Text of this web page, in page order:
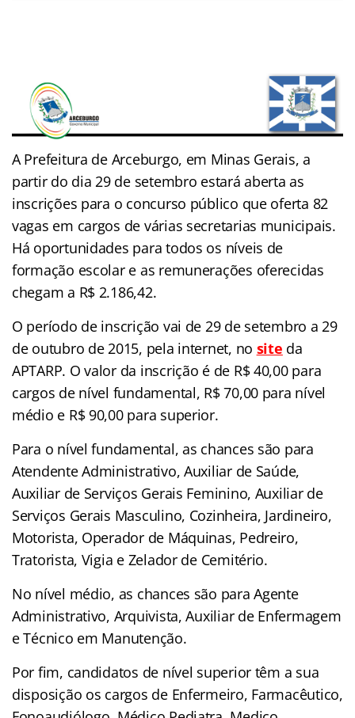
A Prefeitura de Arceburgo, em Minas Gerais, a
partir do dia 29 de setembro estará aberta as
inscrições para o concurso público que oferta 82
vagas em cargos de várias secretarias municipais.
Há oportunidades para todos os níveis de
formação escolar e as remunerações oferecidas
chegam a R$ 2.186,42.
O período de inscrição vai de 29 de setembro a 29
de outubro de 2015, pela internet, no site da
APTARP. O valor da inscrição é de R$ 40,00 para
cargos de nível fundamental, R$ 70,00 para nível
médio e R$ 90,00 para superior.
Para o nível fundamental, as chances são para
Atendente Administrativo, Auxiliar de Saúde,
Auxiliar de Serviços Gerais Feminino, Auxiliar de
Serviços Gerais Masculino, Cozinheira, Jardineiro,
Motorista, Operador de Máquinas, Pedreiro,
Tratorista, Vigia e Zelador de Cemitério.
No nível médio, as chances são para Agente
Administrativo, Arquivista, Auxiliar de Enfermagem
e Técnico em Manutenção.
Por fim, candidatos de nível superior têm a sua
disposição os cargos de Enfermeiro, Farmacêutico,